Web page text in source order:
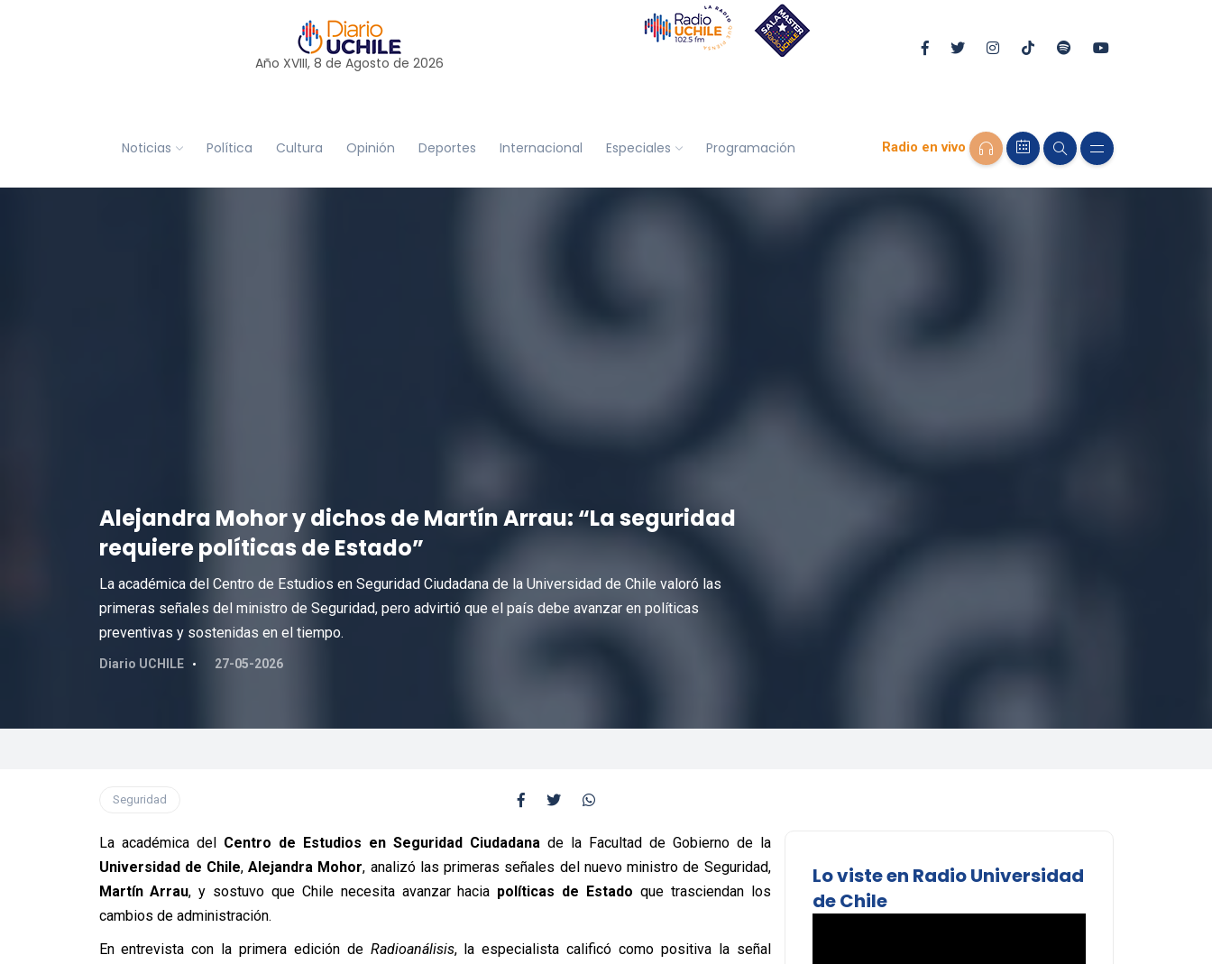
Año XVIII, 8 de Agosto de 2026
Noticias Política Cultura Opinión Deportes Internacional Especiales Programación Radio en vivo
Alejandra Mohor y dichos de Martín Arrau: “La seguridad
requiere políticas de Estado”
La académica del Centro de Estudios en Seguridad Ciudadana de la Universidad de Chile valoró las
primeras señales del ministro de Seguridad, pero advirtió que el país debe avanzar en políticas
preventivas y sostenidas en el tiempo.
Diario UCHILE 27-05-2026
Seguridad
La académica del Centro de Estudios en Seguridad Ciudadanade la Facultad de Gobierno de la
Universidad de Chile,Alejandra Mohor, analizó las primeras señales del nuevo ministro de Seguridad,
Martín Arrau, y sostuvo que Chile necesita avanzar hacia políticas de Estado que trasciendan los
cambios de administración.
En entrevista con la primera edición de Radioanálisis, la especialista calificó como positiva la señal
Lo viste en Radio Universidad
de Chile